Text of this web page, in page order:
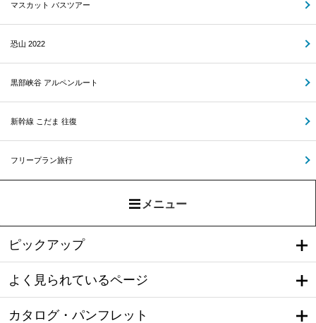
マスカット バスツアー
恐山 2022
黒部峡谷 アルペンルート
新幹線 こだま 往復
フリープラン旅行
メニュー
ピックアップ
よく見られているページ
カタログ・パンフレット